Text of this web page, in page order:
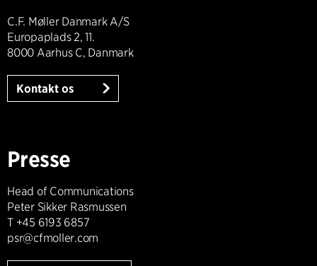
C.F. Møller Danmark A/S
Europaplads 2, 11.
8000 Aarhus C, Danmark
Kontakt os
Presse
Head of Communications
Peter Sikker Rasmussen
T +45 6193 6857
psr@cfmoller.com